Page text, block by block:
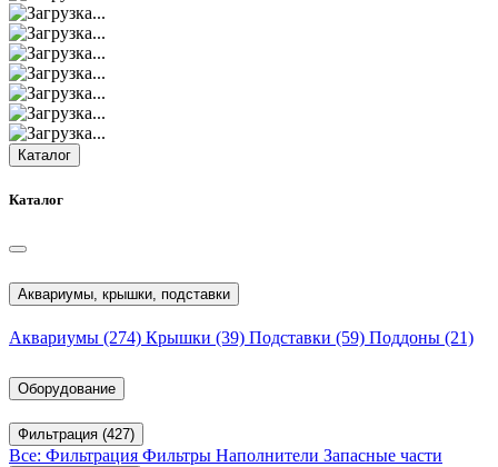
Каталог
Каталог
Аквариумы, крышки, подставки
Аквариумы (274) Крышки (39) Подставки (59) Поддоны (21)
Оборудование
Фильтрация (427)
Все: Фильтрация Фильтры Наполнители Запасные части